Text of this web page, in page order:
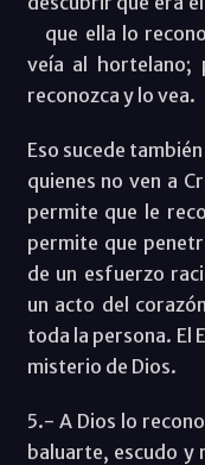
que ella lo
veía al hortelano;
reconozca y lo vea.
Eso sucede
quienes no ven a
permite que le
permite que
de un esfuerzo
un acto del
toda la persona. El
misterio de Dios.
5.- A Dios lo
baluarte, escudo y